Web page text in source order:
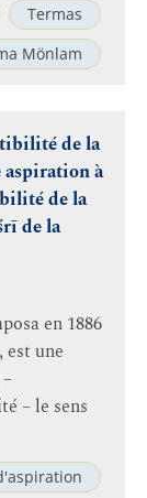
Termas
Mönlam
de la
aspiration à
de la
de la
en 1886
est une
– le sens